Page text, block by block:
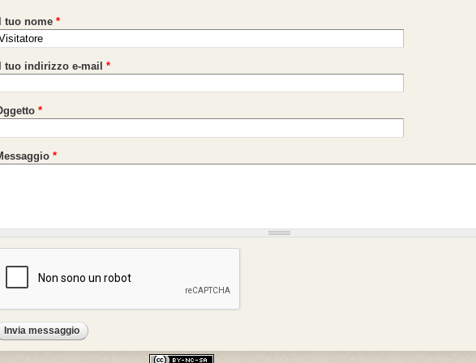
tuo nome *
tuo indirizzo e-mail *
*
*